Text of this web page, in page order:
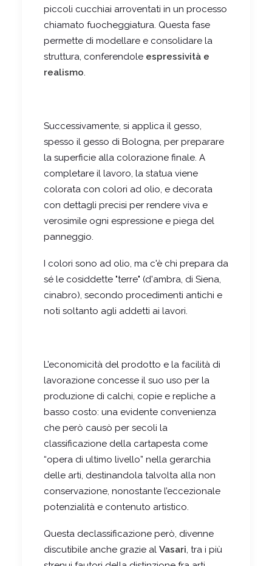
piccoli cucchiai arroventati in un processo
chiamato fuocheggiatura. Questa fase
permette di modellare e consolidare la
struttura, conferendole espressività e
realismo.
Successivamente, si applica il gesso,
spesso il gesso di Bologna, per preparare
la superficie alla colorazione finale. A
completare il lavoro, la statua viene
colorata con colori ad olio, e decorata
con dettagli precisi per rendere viva e
verosimile ogni espressione e piega del
panneggio.
I colori sono ad olio, ma c'è chi prepara da
sé le cosiddette "terre" (d'ambra, di Siena,
cinabro), secondo procedimenti antichi e
noti soltanto agli addetti ai lavori.
L’economicità del prodotto e la facilità di
lavorazione concesse il suo uso per la
produzione di calchi, copie e repliche a
basso costo: una evidente convenienza
che però causò per secoli la
classificazione della cartapesta come
“opera di ultimo livello” nella gerarchia
delle arti, destinandola talvolta alla non
conservazione, nonostante l’eccezionale
potenzialità e contenuto artistico.
Questa declassificazione però, divenne
discutibile anche grazie al Vasari, tra i più